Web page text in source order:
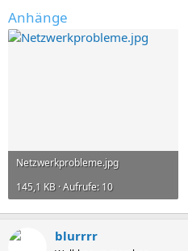
Anhänge
Netzwerkprobleme.jpg
145,1 KB · Aufrufe: 10
blurrrr